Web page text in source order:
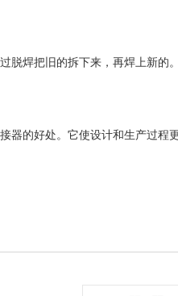
脱焊把旧的拆下来，再焊上新的
器的好处。它使设计和生产过程